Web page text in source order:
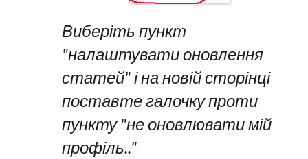
Виберіть пункт
"налаштувати оновлення
статей" і на новій сторінці
поставте галочку проти
пункту "не оновлювати мій
профіль.."